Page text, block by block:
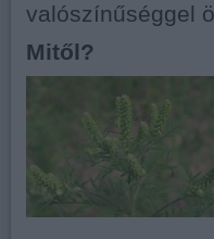
valószínűséggel
Mitől?